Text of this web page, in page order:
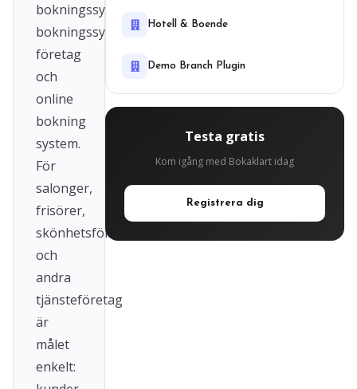
bokningssystem,
bokningssystem
företag
och
online
bokning
system.
För
salonger,
frisörer,
skönhetsföretag
och
andra
tjänsteföretag
är
målet
enkelt:
Hotell & Boende
Demo Branch Plugin
Testa gratis
Kom igång med Bokaklart idag
Registrera dig